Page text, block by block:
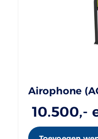
Airophone
10.500,-